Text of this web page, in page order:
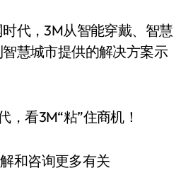
代，3M从智能穿戴、智慧
慧城市提供的解决方案示
和咨询更多有关